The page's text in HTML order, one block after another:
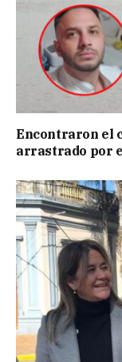
Encontraron el
arrastrado por